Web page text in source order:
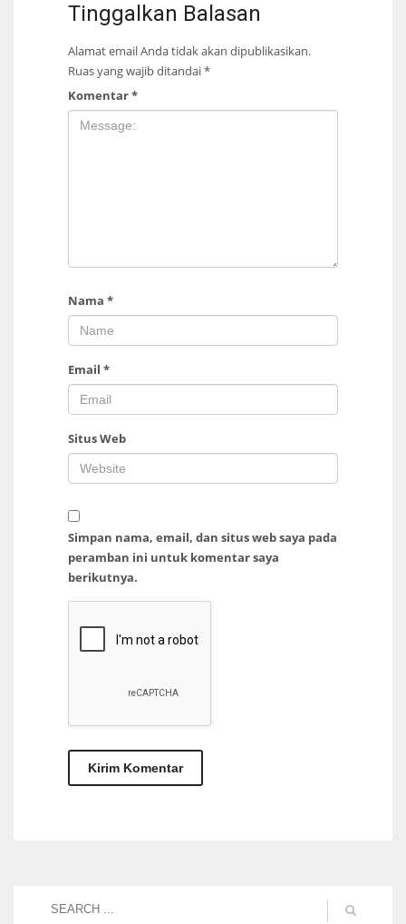
Tinggalkan Balasan
Alamat email Anda tidak akan dipublikasikan.
Ruas yang wajib ditandai*
Komentar*
Nama *
Email *
Situs Web
Simpan nama, email, dan situs web saya pada
peramban ini untuk komentar saya
berikutnya.